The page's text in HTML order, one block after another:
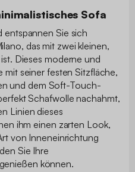
Sofa
entspannen Sie sich
das mit zwei kleinen,
Dieses moderne und
mit seiner festen Sitzfläche,
und dem Soft-Touch-
Schafwolle nachahmt,
Linien dieses
ihm einen zarten Look,
von Inneneinrichtung
Sie Ihre
können.